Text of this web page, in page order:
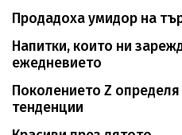
Продадоха умидор на
Напитки, които ни
ежедневието
Поколението Z
тенденции